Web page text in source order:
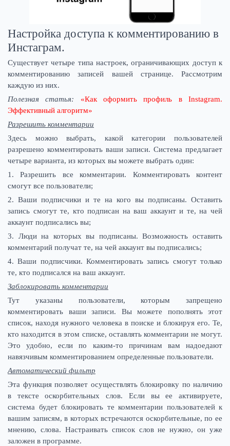
Настройка доступа к комментированию в
Инстаграм.
Существует четыре типа настроек, ограничивающих доступ к
комментированию записей вашей странице. Рассмотрим
каждую из них.
Полезная статья: «Как оформить профиль в Instagram.
Эффективный алгоритм»
Разрешить комментарии
Здесь можно выбрать, какой категории пользователей
разрешено комментировать ваши записи. Система предлагает
четыре варианта, из которых вы можете выбрать один:
1. Разрешить все комментарии. Комментировать контент
смогут все пользователи;
2. Ваши подписчики и те на кого вы подписаны. Оставить
запись смогут те, кто подписан на ваш аккаунт и те, на чей
аккаунт подписались вы;
3. Люди на которых вы подписаны. Возможность оставить
комментарий получат те, на чей аккаунт вы подписались;
4. Ваши подписчики. Комментировать запись смогут только
те, кто подписался на ваш аккаунт.
Заблокировать комментарии
Тут указаны пользователи, которым запрещено
комментировать ваши записи. Вы можете пополнять этот
список, находя нужного человека в поиске и блокируя его. Те,
кто находится в этом списке, оставлять комментарии не могут.
Это удобно, если по каким-то причинам вам надоедают
навязчивым комментированием определенные пользователи.
Автоматический фильтр
Эта функция позволяет осуществлять блокировку по наличию
в тексте оскорбительных слов. Если вы ее активируете,
система будет блокировать те комментарии пользователей к
вашим записям, в которых встречаются оскорбительные, по ее
мнению, слова. Настраивать список слов не нужно, он уже
заложен в программе.